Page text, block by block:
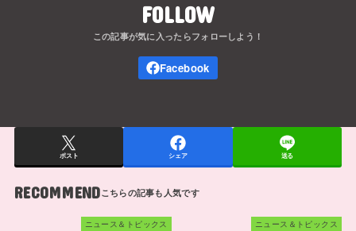
FOLLOW
ポスト シェア 送る
RECOMMEND
ニュース＆トピックス ニュース＆トピックス